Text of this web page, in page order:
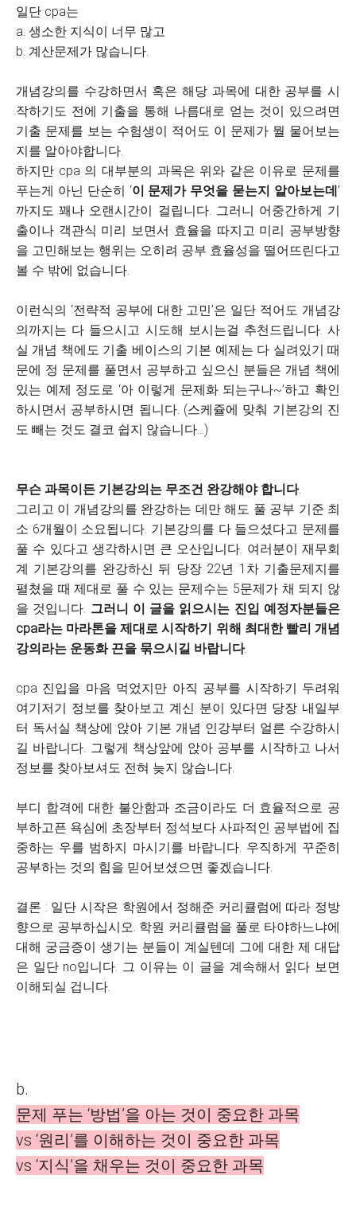
일단 cpa는
a. 생소한 지식이 너무 많고
b. 계산문제가 많습니다.
개념강의를 수강하면서 혹은 해당 과목에 대한 공부를 시
작하기도 전에 기출을 통해 나름대로 얻는 것이 있으려면
기출 문제를 보는 수험생이 적어도 이 문제가 뭘 물어보는
지를 알아야합니다.
하지만 cpa 의 대부분의 과목은 위와 같은 이유로 문제를
푸는게 아닌 단순히 ‘이 문제가 무엇을 묻는지 알아보는데’
까지도 꽤나 오랜시간이 걸립니다. 그러니 어중간하게 기
출이나 객관식 미리 보면서 효율을 따지고 미리 공부방향
을 고민해보는 행위는 오히려 공부 효율성을 떨어뜨린다고
볼 수 밖에 없습니다.
이런식의 ‘전략적 공부에 대한 고민’은 일단 적어도 개념강
의까지는 다 들으시고 시도해 보시는걸 추천드립니다. 사
실 개념 책에도 기출 베이스의 기본 예제는 다 실려있기 때
문에 정 문제를 풀면서 공부하고 싶으신 분들은 개념 책에
있는 예제 정도로 ‘아 이렇게 문제화 되는구나~’하고 확인
하시면서 공부하시면 됩니다. (스케쥴에 맞춰 기본강의 진
도 빼는 것도 결코 쉽지 않습니다...)
무슨 과목이든 기본강의는 무조건 완강해야 합니다.
그리고 이 개념강의를 완강하는 데만 해도 풀 공부 기준 최
소 6개월이 소요됩니다. 기본강의를 다 들으셨다고 문제를
풀 수 있다고 생각하시면 큰 오산입니다. 여러분이 재무회
계 기본강의를 완강하신 뒤 당장 22년 1차 기출문제지를
펼쳤을 때 제대로 풀 수 있는 문제수는 5문제가 채 되지 않
을 것입니다. 그러니 이 글을 읽으시는 진입 예정자분들은
cpa라는 마라톤을 제대로 시작하기 위해 최대한 빨리 개념
강의라는 운동화 끈을 묶으시길 바랍니다.
cpa 진입을 마음 먹었지만 아직 공부를 시작하기 두려워
여기저기 정보를 찾아보고 계신 분이 있다면 당장 내일부
터 독서실 책상에 앉아 기본 개념 인강부터 얼른 수강하시
길 바랍니다. 그렇게 책상앞에 앉아 공부를 시작하고 나서
정보를 찾아보셔도 전혀 늦지 않습니다.
부디 합격에 대한 불안함과 조금이라도 더 효율적으로 공
부하고픈 욕심에 초장부터 정석보다 사파적인 공부법에 집
중하는 우를 범하지 마시기를 바랍니다. 우직하게 꾸준히
공부하는 것의 힘을 믿어보셨으면 좋겠습니다.
결론 : 일단 시작은 학원에서 정해준 커리큘럼에 따라 정방
향으로 공부하십시오. 학원 커리큘럼을 풀로 타야하느냐에
대해 궁금증이 생기는 분들이 계실텐데 그에 대한 제 대답
은 일단 no입니다. 그 이유는 이 글을 계속해서 읽다 보면
이해되실 겁니다.
b.
문제 푸는 ‘방법’을 아는 것이 중요한 과목
vs ‘원리’를 이해하는 것이 중요한 과목
vs ‘지식’을 채우는 것이 중요한 과목